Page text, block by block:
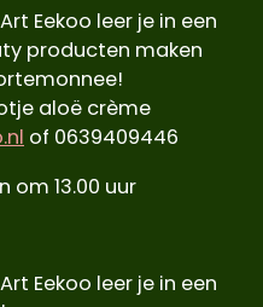
Eekoo leer je in een
producten maken
aloë crème
of 0639409446
om 13.00 uur
Eekoo leer je in een